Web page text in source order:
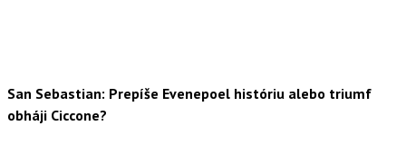
San Sebastian: Prepíše Evenepoel históriu alebo triumf
obháji Ciccone?